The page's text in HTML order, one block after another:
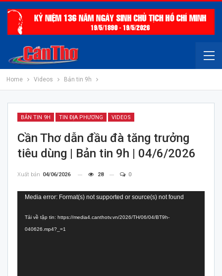
Home Videos Bản tin 9h
BẢN TIN 9H TIN ĐỊA PHƯƠNG VIDEOS
Cần Thơ dẫn đầu đà tăng trưởng
tiêu dùng | Bản tin 9h | 04/6/2026
Xuất bản 04/06/2026 28 0
Trình
Video
Media error: Format(s) not supported or source(s) not found
Tải về tập tin: https://media4.canthotv.vn/2026/TH/06/04/BT9h-
040626.mp4?_=1